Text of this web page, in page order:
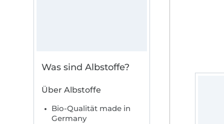
Was sind Albstoffe?
Über Albstoffe
Bio-Qualität made in
Germany